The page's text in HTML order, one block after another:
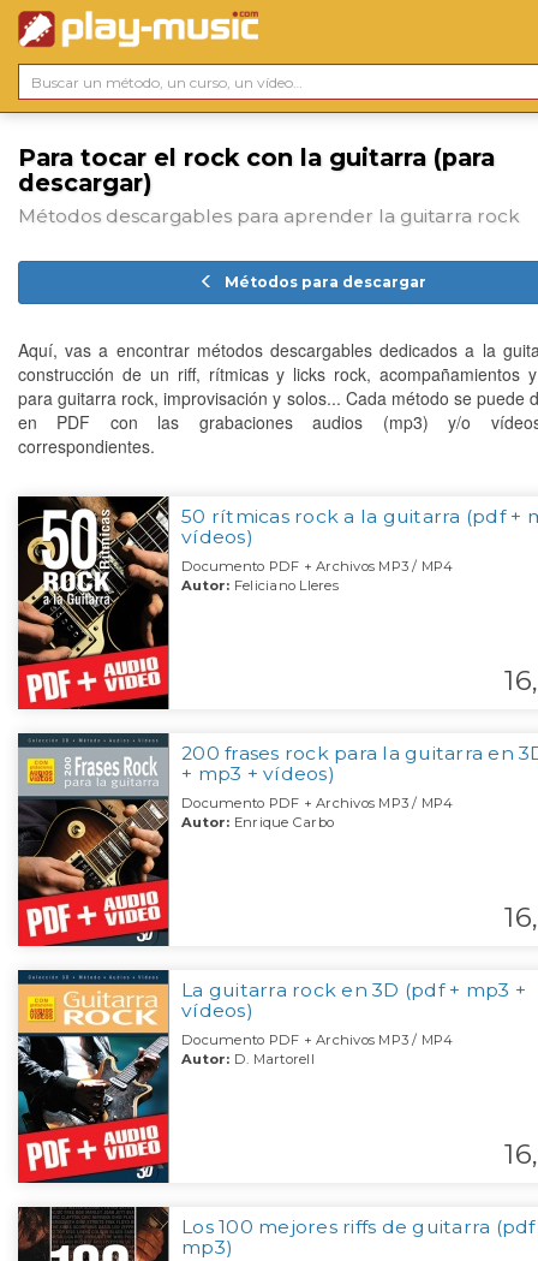
Para tocar el rock con la guitarra (para
descargar)
Métodos descargables para aprender la guitarra rock
Métodos para descargar
Aquí, vas a encontrar métodos descargables dedicados a la
construcción de un riff, rítmicas y licks rock, acompañamientos
para guitarra rock, improvisación y solos... Cada método se puede
en PDF con las grabaciones audios (mp3) y/o
correspondientes.
50 rítmicas rock a la guitarra (pdf +
vídeos)
Documento PDF + Archivos MP3 / MP4
Autor: Feliciano Lleres
16,
200 frases rock para la guitarra en
+ mp3 + vídeos)
Documento PDF + Archivos MP3 / MP4
Autor: Enrique Carbo
16,
La guitarra rock en 3D (pdf + mp3 +
vídeos)
Documento PDF + Archivos MP3 / MP4
Autor: D. Martorell
16,
Los 100 mejores riffs de guitarra (pdf
mp3)